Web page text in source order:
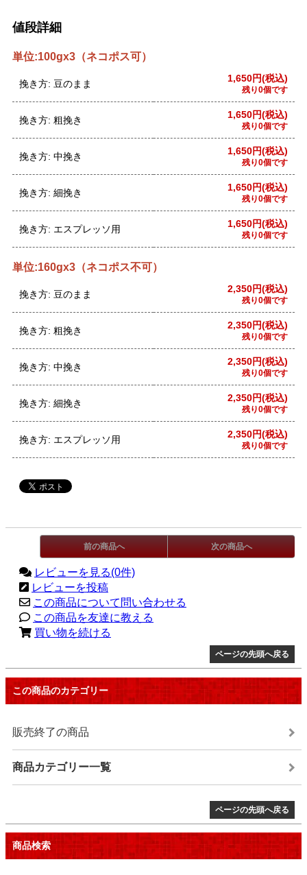
値段詳細
単位:100gx3（ネコポス可）
挽き方: 豆のまま 1,650円(税込)
残り0個です
挽き方: 粗挽き 1,650円(税込)
残り0個です
挽き方: 中挽き 1,650円(税込)
残り0個です
挽き方: 細挽き 1,650円(税込)
残り0個です
挽き方: エスプレッソ用 1,650円(税込)
残り0個です
単位:160gx3（ネコポス不可）
挽き方: 豆のまま 2,350円(税込)
残り0個です
挽き方: 粗挽き 2,350円(税込)
残り0個です
挽き方: 中挽き 2,350円(税込)
残り0個です
挽き方: 細挽き 2,350円(税込)
残り0個です
挽き方: エスプレッソ用 2,350円(税込)
残り0個です
前の商品へ 次の商品へ
レビューを見る(0件)
レビューを投稿
この商品について問い合わせる
この商品を友達に教える
買い物を続ける
ページの先頭へ戻る
この商品のカテゴリー
販売終了の商品
商品カテゴリー一覧
ページの先頭へ戻る
商品検索